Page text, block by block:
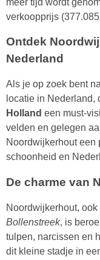
verkoopprijs
Ontdek
Nederland
Als je op zoek bent
locatie in Nederland,
Holland een must-
velden en gelegen
Noordwijkerhout een
schoonheid en
De charme van
Noordwijkerhout,
Bollenstreek, is
tulpen, narcissen en
dit kleine stadje in